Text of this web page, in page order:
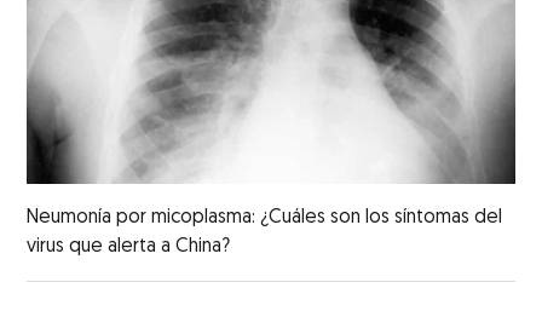
Neumonía por micoplasma: ¿Cuáles son los síntomas del
virus que alerta a China?